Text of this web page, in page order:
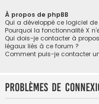
À propos de phpBB
Qui a développé ce logiciel
Pourquoi la fonctionnalité X
Qui dois-je contacter à
légaux liés à ce forum ?
Comment puis-je contacter
Problèmes de